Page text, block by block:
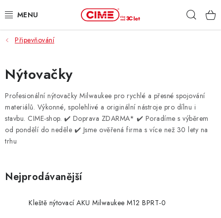
na
ZAHRADA, LES
DÍLNA, STAVBA
MILWAUKEE
ELEKTROMOBILITA
PROFI STROJE
PRODEJNY
Připevňování
Nýtovačky
Profesionální nýtovačky Milwaukee pro rychlé a přesné spojování
materiálů. Výkonné, spolehlivé a originální nástroje pro dílnu i
stavbu. CIME-shop. ✔️ Doprava ZDARMA* ✔️ Poradíme s výběrem
od pondělí do neděle ✔️ Jsme ověřená firma s více než 30 lety na
trhu
Nejprodávanější
Kleště nýtovací AKU Milwaukee M12 BPRT-0